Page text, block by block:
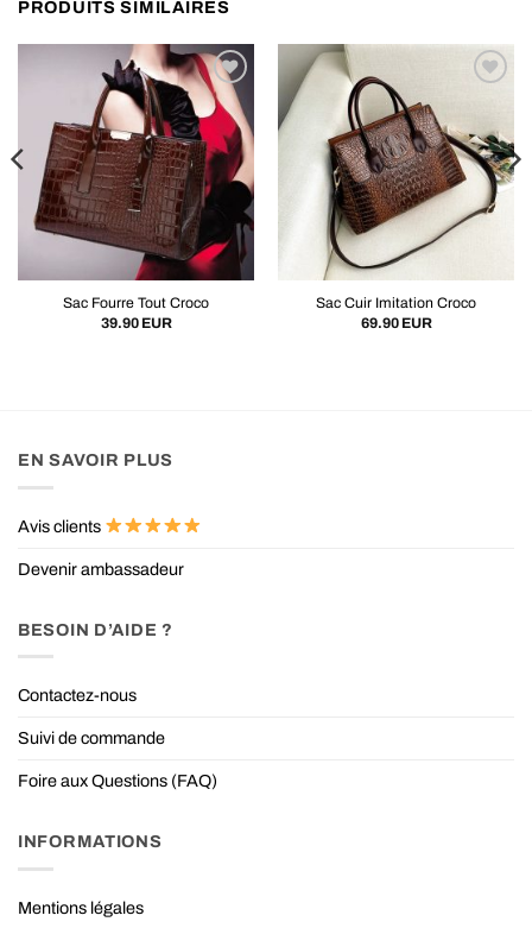
PRODUITS SIMILAIRES
Sac Fourre Tout Croco
39.90 EUR
Sac Cuir Imitation Croco
69.90 EUR
EN SAVOIR PLUS
Avis clients
Devenir ambassadeur
BESOIN D’AIDE ?
Contactez-nous
Suivi de commande
Foire aux Questions (FAQ)
INFORMATIONS
Mentions légales